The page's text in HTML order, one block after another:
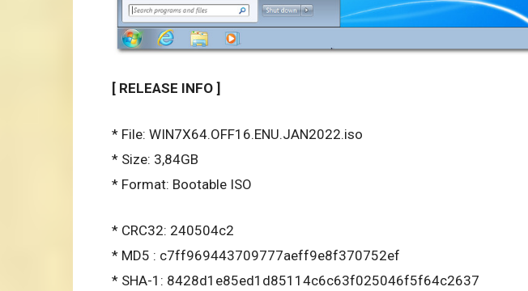
[ RELEASE INFO ]
* File: WIN7X64.OFF16.ENU.JAN2022.iso
* Size: 3,84GB
* Format: Bootable ISO
* CRC32: 240504c2
* MD5 : c7ff969443709777aeff9e8f370752ef
* SHA-1: 8428d1e85ed1d85114c6c63f025046f5f64c2637